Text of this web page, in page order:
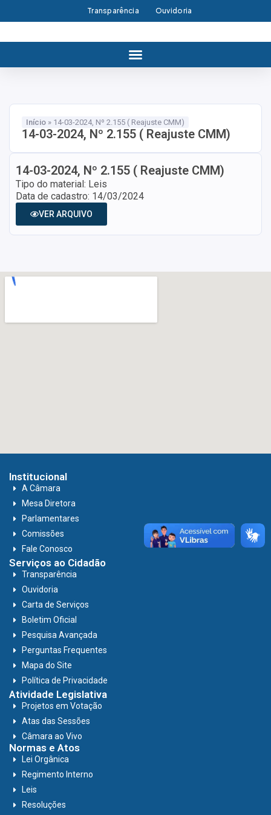
Transparência Ouvidoria
Início » 14-03-2024, Nº 2.155 ( Reajuste CMM)
14-03-2024, Nº 2.155 ( Reajuste CMM)
14-03-2024, Nº 2.155 ( Reajuste CMM)
Tipo do material: Leis
Data de cadastro: 14/03/2024
VER ARQUIVO
Institucional
A Câmara
Mesa Diretora
Parlamentares
Comissões
Fale Conosco
Serviços ao Cidadão
Transparência
Ouvidoria
Carta de Serviços
Boletim Oficial
Pesquisa Avançada
Perguntas Frequentes
Mapa do Site
Política de Privacidade
Atividade Legislativa
Projetos em Votação
Atas das Sessões
Câmara ao Vivo
Normas e Atos
Lei Orgânica
Regimento Interno
Leis
Resoluções